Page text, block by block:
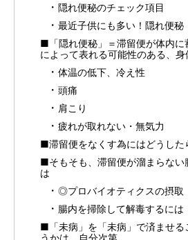
隠れ便秘のチェック項目
最近子供にも多い！隠れ便秘
■「隠れ便秘」＝滞留便が体内に
によって表れる可能性のある、
体温の低下、冷え性
頭痛
肩こり
疲れが取れない・無気力
■滞留便をなくす為にはどうした
■そもそも、滞留便が溜まらない
は
◎プロバイオティクスの摂取
腸内を掃除して解毒するには
■「未病」を「未病」で済ませる
うかは、自分次第